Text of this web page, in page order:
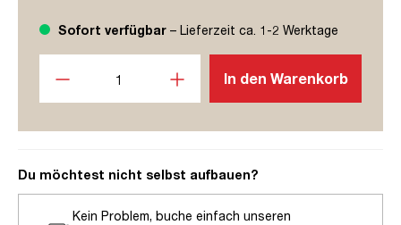
Sofort verfügbar – Lieferzeit ca. 1-2 Werktage
In den Warenkorb
Du möchtest nicht selbst aufbauen?
Kein Problem, buche einfach unseren